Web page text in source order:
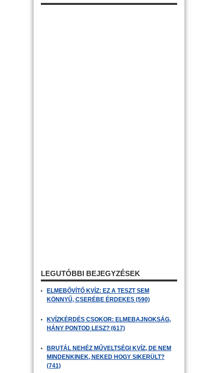
LEGUTÓBBI BEJEGYZÉSEK
ELMEBŐVÍTŐ KVÍZ: EZ A TESZT SEM
KÖNNYŰ, CSERÉBE ÉRDEKES (590)
KVÍZKÉRDÉS CSOKOR: ELMEBAJNOKSÁG,
HÁNY PONTOD LESZ? (617)
BRUTÁL NEHÉZ MŰVELTSÉGI KVÍZ, DE NEM
MINDENKINEK, NEKED HOGY SIKERÜLT?
(741)